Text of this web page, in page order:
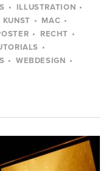
ILLUSTRATION
KUNST
MAC
RECHT
WEBDESIGN